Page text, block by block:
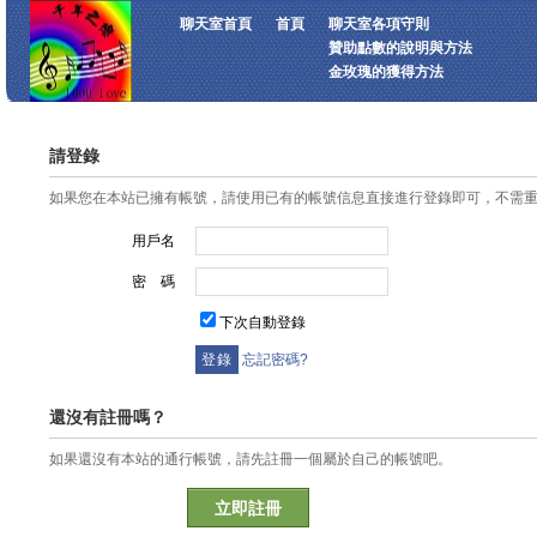
聊天室首頁 首頁
聊天室各項守則
贊助點數的說明與方法
金玫瑰的獲得方法
請登錄
如果您在本站已擁有帳號，請使用已有的帳號信息直接進行登錄即可，不需
用戶名
密 碼
下次自動登錄
忘記密碼?
還沒有註冊嗎？
如果還沒有本站的通行帳號，請先註冊一個屬於自己的帳號吧。
立即註冊